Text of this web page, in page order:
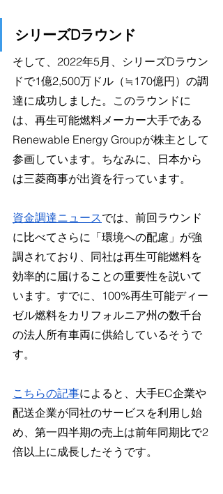
シリーズDラウンド
そして、2022年5月、シリーズDラウン
ドで1億2,500万ドル（≒170億円）の調
達に成功しました。このラウンドに
は、再生可能燃料メーカー大手である
Renewable Energy Groupが株主として
参画しています。ちなみに、日本から
は三菱商事が出資を行っています。
資金調達ニュースでは、前回ラウンド
に比べてさらに「環境への配慮」が強
調されており、同社は再生可能燃料を
効率的に届けることの重要性を説いて
います。すでに、100%再生可能ディー
ゼル燃料をカリフォルニア州の数千台
の法人所有車両に供給しているそうで
す。
こちらの記事によると、大手EC企業や
配送企業が同社のサービスを利用し始
め、第一四半期の売上は前年同期比で2
倍以上に成長したそうです。